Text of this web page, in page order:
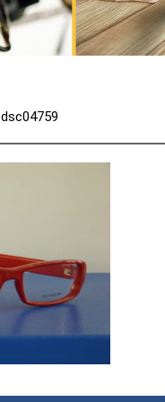
dsc04759